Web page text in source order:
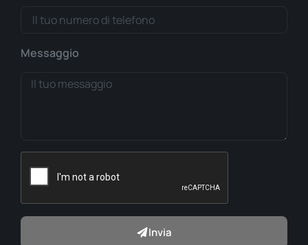
Messaggio
Invia